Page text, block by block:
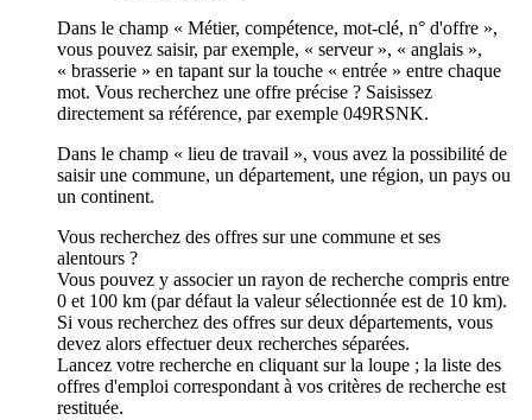
Dans le champ « Métier, compétence, mot-clé, n° d'offre »,
vous pouvez saisir, par exemple, « serveur », « anglais »,
« brasserie » en tapant sur la touche « entrée » entre chaque
mot. Vous recherchez une offre précise ? Saisissez
directement sa référence, par exemple 049RSNK.
Dans le champ « lieu de travail », vous avez la possibilité de
saisir une commune, un département, une région, un pays ou
un continent.
Vous recherchez des offres sur une commune et ses
alentours ?
Vous pouvez y associer un rayon de recherche compris entre
0 et 100 km (par défaut la valeur sélectionnée est de 10 km).
Si vous recherchez des offres sur deux départements, vous
devez alors effectuer deux recherches séparées.
Lancez votre recherche en cliquant sur la loupe ; la liste des
offres d'emploi correspondant à vos critères de recherche est
restituée.